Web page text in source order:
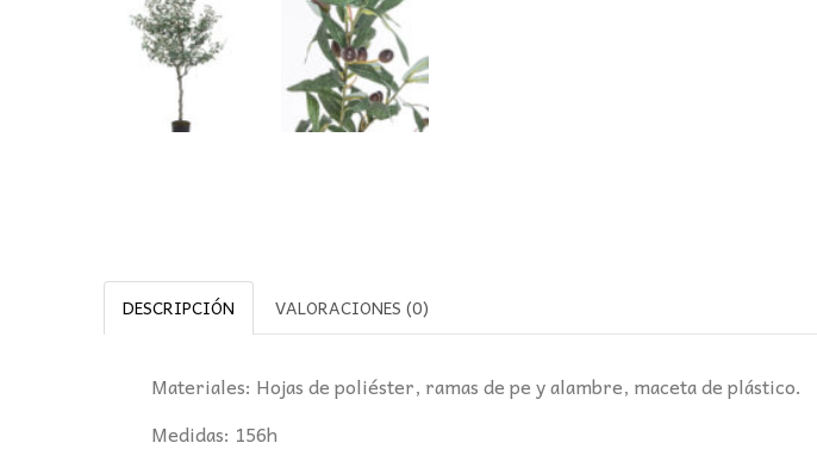
DESCRIPCIÓN VALORACIONES (0)
Materiales: Hojas de poliéster, ramas de pe y alambre, maceta de plástico.
Medidas: 156h